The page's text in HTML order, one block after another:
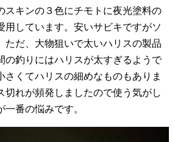
スキンの３色にチモトに夜光塗料の
用しています。安いサビキですがソ
ただ、大物狙いで太いハリスの製品
の釣りにはハリスが太すぎるようで
さくてハリスの細めなものもありま
切れが頻発しましたので使う気がし
一番の悩みです。